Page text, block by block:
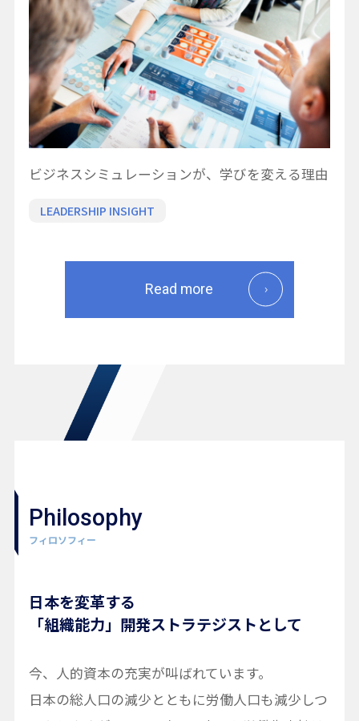
ビジネスシミュレーションが、学びを変える理由
LEADERSHIP INSIGHT
Read more
Philosophy
フィロソフィー
日本を変革する
「組織能力」開発ストラテジストとして
今、人的資本の充実が叫ばれています。
日本の総人口の減少とともに労働人口も減少しつ